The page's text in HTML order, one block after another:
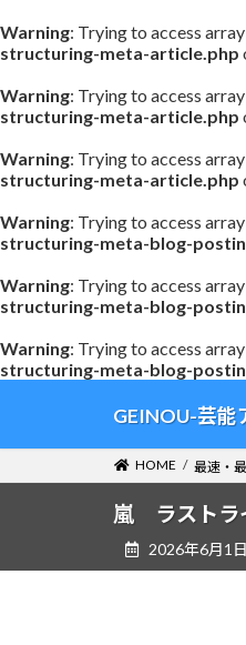
Warning: Trying to access
structuring-meta-article.php
Warning: Trying to access
structuring-meta-article.php
Warning: Trying to access
structuring-meta-article.php
Warning: Trying to access
structuring-meta-blog-
Warning: Trying to access
structuring-meta-blog-
Warning: Trying to access
structuring-meta-blog-
テ
ゲ
GEINOU-芸能
HOME 最速・
嵐 ラストラ
2026年6月1日